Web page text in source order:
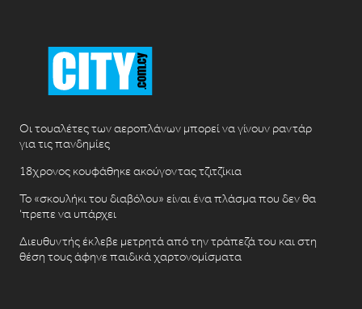
Οι τουαλέτες των αεροπλάνων μπορεί να γίνουν ραντάρ
για τις πανδημίες
18χρονος κουφάθηκε ακούγοντας τζιτζίκια
Το «σκουλήκι του διαβόλου» είναι ένα πλάσμα που δεν θα
‘πρεπε να υπάρχει
Διευθυντής έκλεβε μετρητά από την τράπεζά του και στη
θέση τους άφηνε παιδικά χαρτονομίσματα